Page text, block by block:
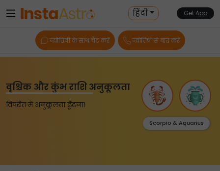
हिंदी Get App
ज्योतिषी के साथ चैट करें ज्योतिषी से बात करें
वृश्चिक और कुंभ राशि अनुकूलता
विपरीत में अनुकूलता ढूँढना!
Scorpio & Aquarius